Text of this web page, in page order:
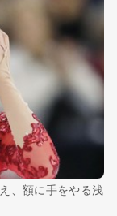
、額に手をやる浅